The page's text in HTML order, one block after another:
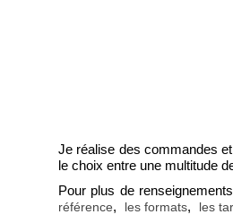
Je réalise des commandes
le choix entre une multitude
Pour plus de
référence, les formats, les